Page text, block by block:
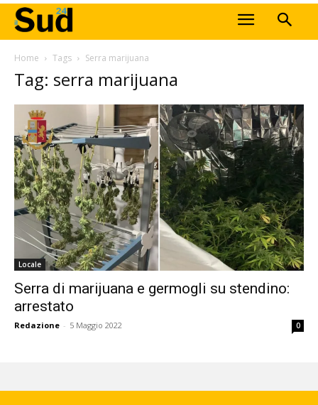
Home Tags Serra marijuana
Tag: serra marijuana
Locale
Serra di marijuana e germogli su stendino:
arrestato
Redazione - 5 Maggio 2022 0